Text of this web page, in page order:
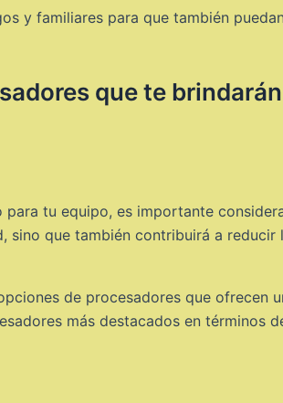
y familiares para que también
que te
tu equipo, es importante
que también contribuirá a
de procesadores que ofrecen
más destacados en términos